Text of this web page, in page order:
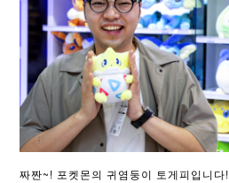
짜짠~! 포켓몬의 귀염둥이 토게피입니다!